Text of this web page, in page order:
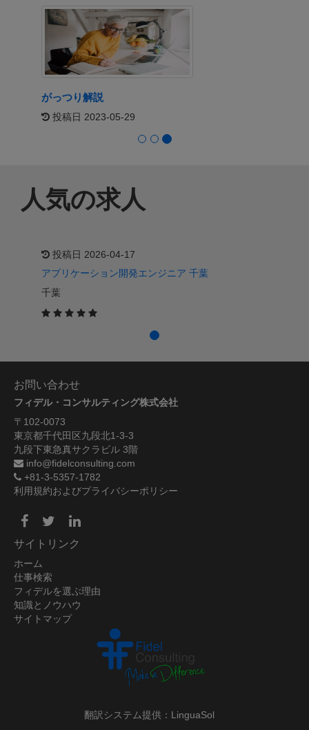
日 2023-05-29
人気の求人
投稿日 2026-04-17
アプリケーション開発エンジニア 千葉
千葉
お問い合わせ
フィデル・コンサルティング株式会社
〒102-0073
東京都千代田区九段北1-3-3
九段下東急真サクラビル 3階
info@fidelconsulting.com
+81-3-5357-1782
利用規約およびプライバシーポリシー
サイトリンク
ホーム
仕事検索
フィデルを選ぶ理由
知識とノウハウ
サイトマップ
翻訳システム提供：LinguaSol